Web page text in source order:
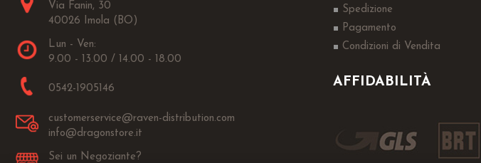
Via Fanin, 30
40026 Imola (BO)
Lun - Ven:
9.00 - 13.00 / 14.00 - 18.00
0542-1905146
customerservice@raven-distribution.com
info@dragonstore.it
Sei un Negoziante?
Spedizione
Pagamento
Condizioni di Vendita
AFFIDABILITÀ